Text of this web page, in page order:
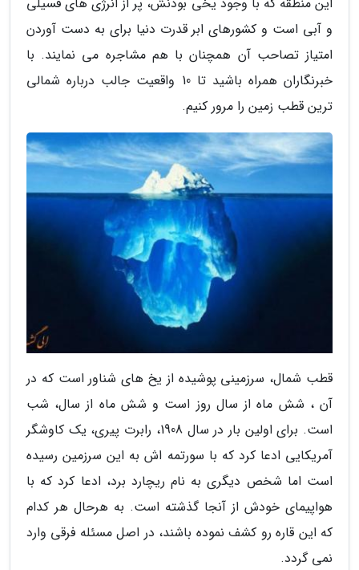
و آبی است و کشورهای ابر قدرت دنیا برای به دست آوردن
امتیاز تصاحب آن همچنان با هم مشاجره می نمایند. با
خبرنگاران همراه باشید تا 10 واقعیت جالب درباره شمالی
ترین قطب زمین را مرور کنیم.
قطب شمال، سرزمینی پوشیده از یخ های شناور است که در
آن ، شش ماه از سال روز است و شش ماه از سال، شب
است. برای اولین بار در سال 1908، رابرت پیری، یک کاوشگر
آمریکایی ادعا کرد که با سورتمه اش به این سرزمین رسیده
است اما شخص دیگری به نام ریچارد برد، ادعا کرد که با
هواپیمای خودش از آنجا گذشته است. به هرحال هر کدام
که این قاره رو کشف نموده باشند، در اصل مسئله فرقی وارد
نمی گردد.